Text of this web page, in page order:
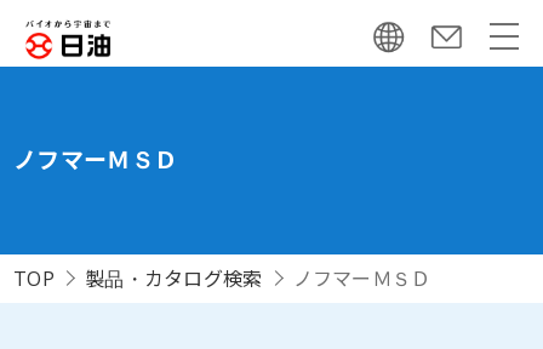
ノフマーＭＳＤ
TOP 製品・カタログ検索 ノフマーＭＳＤ